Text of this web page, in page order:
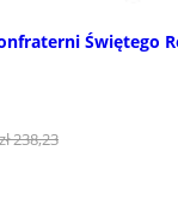
Świętego
zł 238,23